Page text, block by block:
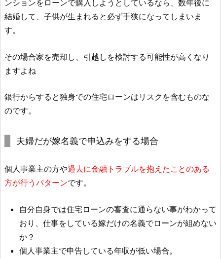
ンションをローンで購入しようとしているなら、数年後に
結婚して、子供が生まれると必ず手狭になってしまいま
す。
その場合家を売却し、引越しを検討する可能性が高くなり
ますよね
銀行からすると独身での住宅ローンはリスクを含むものな
のです。
夫婦だが嫁名義で申込みをする場合
個人事業主の方や過去に金融トラブルを抱えたことのある
方が行うパターンです。
自分自身では住宅ローンの審査に通らない事がわかって
おり、仕事をしている嫁だけの名義でローンが組めない
か？
個人事業主で申告している年収が低い場合。